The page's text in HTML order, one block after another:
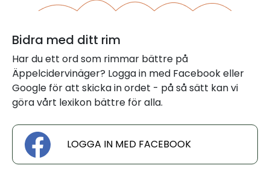
Bidra med ditt rim
Har du ett ord som rimmar bättre på
Äppelcidervinäger? Logga in med Facebook eller
Google för att skicka in ordet - på så sätt kan vi
göra vårt lexikon bättre för alla.
LOGGA IN MED FACEBOOK